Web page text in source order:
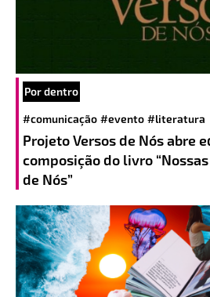
Por dentro
#comunicação #evento #literatura
Projeto Versos de Nós abre
composição do livro
de Nós”